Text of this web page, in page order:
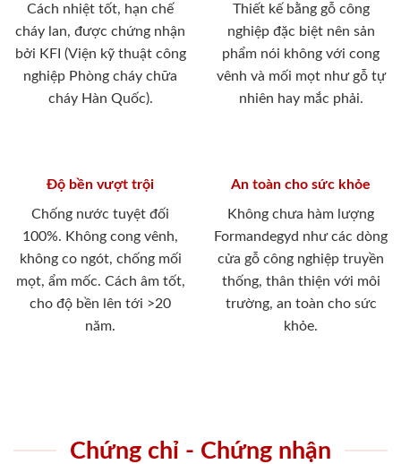
Cách nhiệt tốt, hạn chế
cháy lan, được chứng nhận
bởi KFI (Viện kỹ thuật công
nghiệp Phòng cháy chữa
cháy Hàn Quốc).
Thiết kế bằng gỗ công
nghiệp đặc biệt nên sản
phẩm nói không với cong
vênh và mối mọt như gỗ tự
nhiên hay mắc phải.
Độ bền vượt trội
Chống nước tuyệt đối
100%. Không cong vênh,
không co ngót, chống mối
mọt, ẩm mốc. Cách âm tốt,
cho độ bền lên tới >20
năm.
An toàn cho sức khỏe
Không chưa hàm lượng
Formandegyd như các dòng
cửa gỗ công nghiệp truyền
thống, thân thiện với môi
trường, an toàn cho sức
khỏe.
Chứng chỉ - Chứng nhận